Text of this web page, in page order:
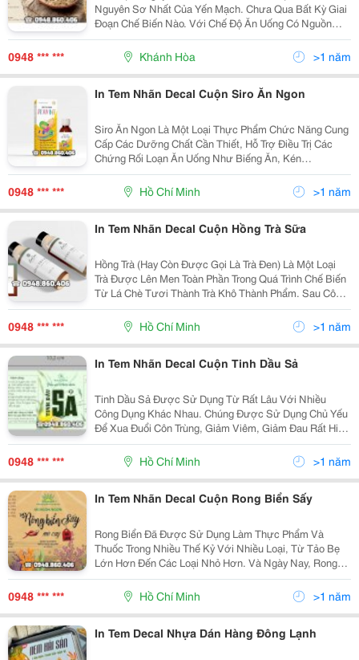
Nguyên Sơ Nhất Của Yến Mạch. Chưa Qua Bất Kỳ Giai
Đoạn Chế Biến Nào. Với Chế Độ Ăn Uống Có Nguồn
Gốc Thực Vật Thì Ngũ Cốc Nguyên Cám, Nhất Là Yến
Mạch Nguyên Cám Được Xem Là Thực Phẩm
&Ldquo;Vàng&Rdquo;....
0948 *** *** Khánh Hòa >1 năm
In Tem Nhãn Decal Cuộn Siro Ăn Ngon
Siro Ăn Ngon Là Một Loại Thực Phẩm Chức Năng Cung
Cấp Các Dưỡng Chất Cần Thiết, Hỗ Trợ Điều Trị Các
Chứng Rối Loạn Ăn Uống Như Biếng Ăn, Kén
Ăn,&Hellip; Ở Trẻ Nhỏ Thông Qua Cơ Chế Kích Thích Vị
Giác, Giúp Bé Ăn Ngon Miệng Hơn. Mỗi Sản Phẩm Siro
0948 *** *** Hồ Chí Minh >1 năm
In Tem Nhãn Decal Cuộn Hồng Trà Sữa
Hồng Trà (Hay Còn Được Gọi Là Trà Đen) Là Một Loại
Trà Được Lên Men Toàn Phần Trong Quá Trình Chế Biến
Từ Lá Chè Tươi Thành Trà Khô Thành Phẩm. Sau Công
Đoạn Làm Héo Lá Chè, Chè Được Cho Lên Men Tự
Nhiên Ở Nhiệt Độ Môi Trường. Tuỳ Vào Thời Tiết Mà...
0948 *** *** Hồ Chí Minh >1 năm
In Tem Nhãn Decal Cuộn Tinh Dầu Sả
Tinh Dầu Sả Được Sử Dụng Từ Rất Lâu Với Nhiều
Công Dụng Khác Nhau. Chúng Được Sử Dụng Chủ Yếu
Để Xua Đuổi Côn Trùng, Giảm Viêm, Giảm Đau Rất Hiệu
Quả. Bên Cạnh Đó, Nó Còn Được Sử Dụng Để Tạo Mùi
Hương, Trị Chứng Khó Tiêu Và Thậm Chí Còn Dùng Để
Dưỡng...
0948 *** *** Hồ Chí Minh >1 năm
In Tem Nhãn Decal Cuộn Rong Biển Sấy
Rong Biển Đã Được Sử Dụng Làm Thực Phẩm Và
Thuốc Trong Nhiều Thế Kỷ Với Nhiều Loại, Từ Tảo Bẹ
Lớn Hơn Đến Các Loại Nhỏ Hơn. Và Ngày Nay, Rong
Biển Càng Được Sử Dụng Phổ Biến Hơn, Đặc Biệt Là
Trong Ẩm Thực Của Người Dân Châu Á Và Các Vùng
Ven Biển....
0948 *** *** Hồ Chí Minh >1 năm
In Tem Decal Nhựa Dán Hàng Đông Lạnh